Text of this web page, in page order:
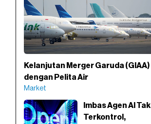
Kelanjutan Merger Garuda (GIAA)
dengan Pelita Air
Market
Imbas Agen AI Tak
Terkontrol,